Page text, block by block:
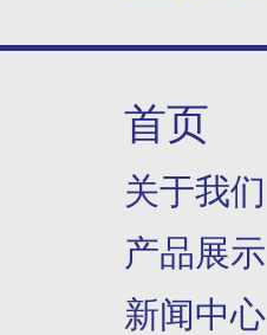
首页
关于我们
产品展示
新闻中心